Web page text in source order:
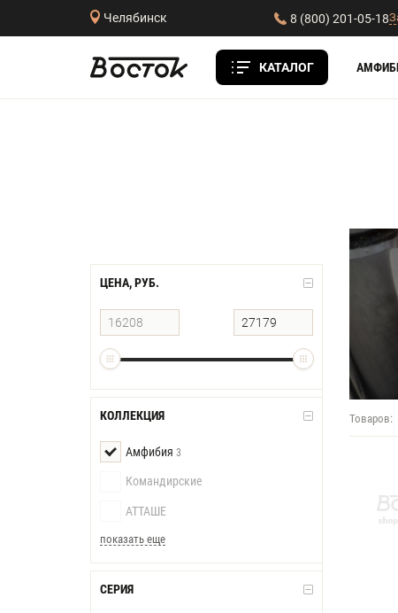
Челябинск 8 (800) 201-05-18
КАТАЛОГ
ЦЕНА, РУБ.
КОЛЛЕКЦИЯ
Амфибия 3
Командирские
АТТАШЕ
показать еще
СЕРИЯ
Товаров: